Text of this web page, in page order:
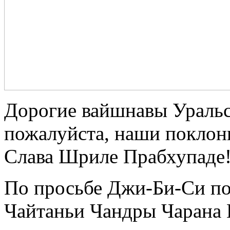
Дорогие вайшнавы
пожалуйста, наши
Слава Шриле
По просьбе Джи-Би-Си
Чайтаньи Чандры